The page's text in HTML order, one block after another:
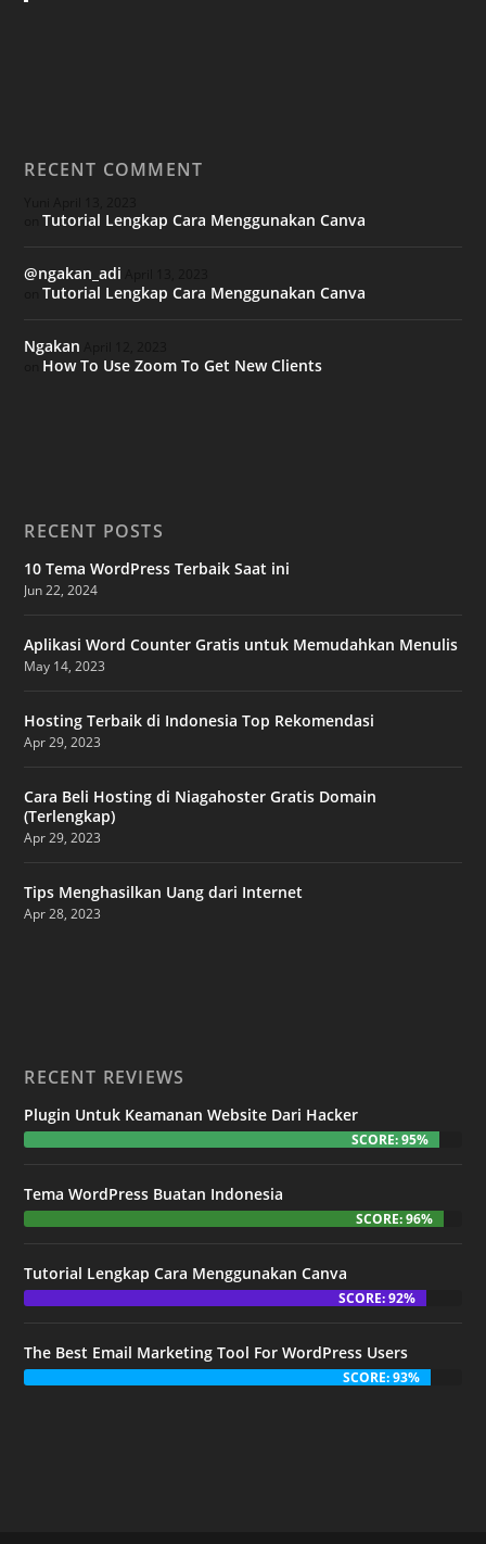
RECENT COMMENT
onTutorial Lengkap Cara Menggunakan Canva
@ngakan_adi
onTutorial Lengkap Cara Menggunakan Canva
Ngakan
How To Use Zoom To Get New Clients
RECENT POSTS
10 Tema WordPress Terbaik Saat ini
Jun 22, 2024
Aplikasi Word Counter Gratis untuk Memudahkan Menulis
May 14, 2023
Hosting Terbaik di Indonesia Top Rekomendasi
Apr 29, 2023
Cara Beli Hosting di Niagahoster Gratis Domain
(Terlengkap)
Apr 29, 2023
Tips Menghasilkan Uang dari Internet
Apr 28, 2023
RECENT REVIEWS
Plugin Untuk Keamanan Website Dari Hacker
SCORE: 95%
Tema WordPress Buatan Indonesia
SCORE: 96%
Tutorial Lengkap Cara Menggunakan Canva
SCORE: 92%
The Best Email Marketing Tool For WordPress Users
SCORE: 93%